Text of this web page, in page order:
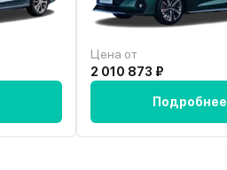
Цена от
2 010 873 ₽
Подробнее